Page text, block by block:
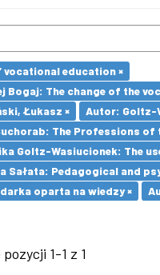
vocational education ×
Bogaj: The change of the
Łukasz ×
Autor: Goltz-
The Professions
Goltz-Wasiucionek: The
Sałata: Pedagogical and
oparta na wiedzy ×
1-1 z 1